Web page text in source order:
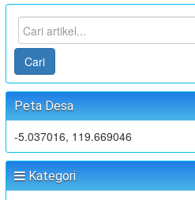
Cari
Peta Desa
-5.037016, 119.669046
Kategori